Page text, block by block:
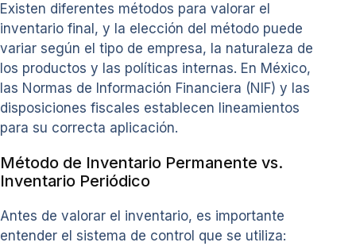
Existen diferentes métodos para valorar el
inventario final, y la elección del método puede
variar según el tipo de empresa, la naturaleza de
los productos y las políticas internas. En México,
las Normas de Información Financiera (NIF) y las
disposiciones fiscales establecen lineamientos
para su correcta aplicación.
Método de Inventario Permanente vs.
Inventario Periódico
Antes de valorar el inventario, es importante
entender el sistema de control que se utiliza: